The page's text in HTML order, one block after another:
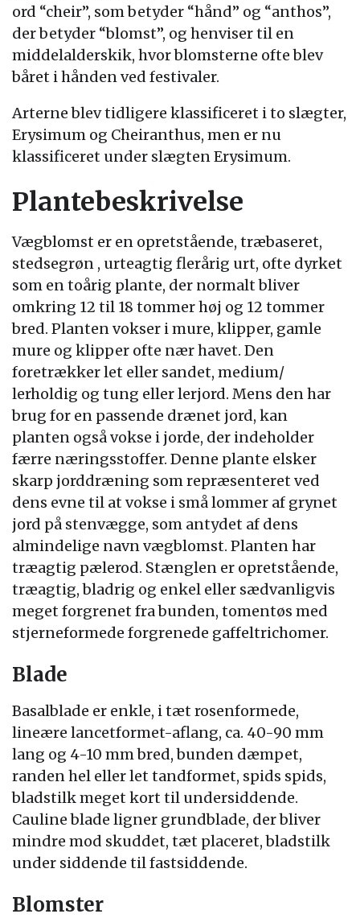
ord “cheir”, som betyder “hånd” og “anthos”,
der betyder “blomst”, og henviser til en
middelalderskik, hvor blomsterne ofte blev
båret i hånden ved festivaler.
Arterne blev tidligere klassificeret i to slægter,
Erysimum og Cheiranthus, men er nu
klassificeret under slægten Erysimum.
Plantebeskrivelse
Vægblomst er en opretstående, træbaseret,
stedsegrøn , urteagtig flerårig urt, ofte dyrket
som en toårig plante, der normalt bliver
omkring 12 til 18 tommer høj og 12 tommer
bred. Planten vokser i mure, klipper, gamle
mure og klipper ofte nær havet. Den
foretrækker let eller sandet, medium/
lerholdig og tung eller lerjord. Mens den har
brug for en passende drænet jord, kan
planten også vokse i jorde, der indeholder
færre næringsstoffer. Denne plante elsker
skarp jorddræning som repræsenteret ved
dens evne til at vokse i små lommer af grynet
jord på stenvægge, som antydet af dens
almindelige navn vægblomst. Planten har
træagtig pælerod. Stænglen er opretstående,
træagtig, bladrig og enkel eller sædvanligvis
meget forgrenet fra bunden, tomentøs med
stjerneformede forgrenede gaffeltrichomer.
Blade
Basalblade er enkle, i tæt rosenformede,
lineære lancetformet-aflang, ca. 40-90 mm
lang og 4-10 mm bred, bunden dæmpet,
randen hel eller let tandformet, spids spids,
bladstilk meget kort til undersiddende.
Cauline blade ligner grundblade, der bliver
mindre mod skuddet, tæt placeret, bladstilk
under siddende til fastsiddende.
Blomster